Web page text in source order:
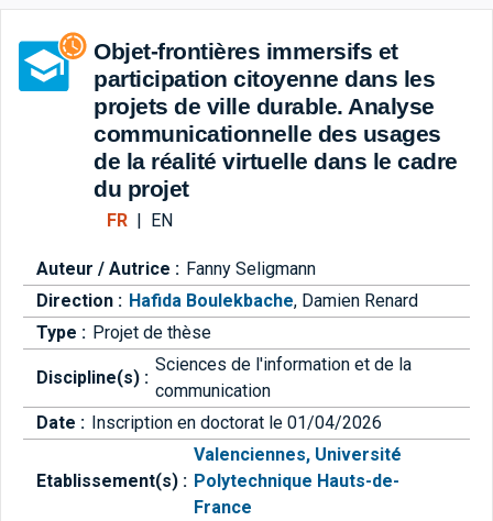
Aller directement à la barre
Objet-frontières immersifs et
participation citoyenne dans les
projets de ville durable. Analyse
communicationnelle des usages
de la réalité virtuelle dans le cadre
du projet
FR EN
Auteur / Autrice : Fanny Seligmann
Direction : Hafida Boulekbache, Damien Renard
Type : Projet de thèse
Discipline(s) :
Sciences de l'information et de la
communication
Date : Inscription en doctorat le 01/04/2026
Etablissement(s) :
Valenciennes, Université
Polytechnique Hauts-de-
France